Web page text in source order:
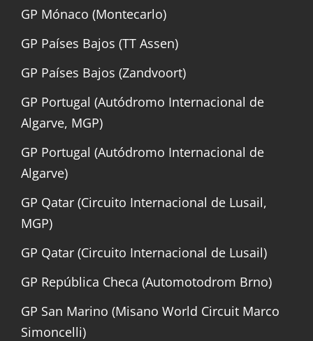
GP Mónaco (Montecarlo)
GP Países Bajos (TT Assen)
GP Países Bajos (Zandvoort)
GP Portugal (Autódromo Internacional de
Algarve, MGP)
GP Portugal (Autódromo Internacional de
Algarve)
GP Qatar (Circuito Internacional de Lusail,
MGP)
GP Qatar (Circuito Internacional de Lusail)
GP República Checa (Automotodrom Brno)
GP San Marino (Misano World Circuit Marco
Simoncelli)